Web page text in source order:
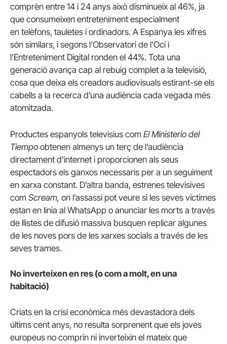
comprèn entre 14 i 24 anys això disminueix al 46%, ja
que consumeixen entreteniment especialment
en telèfons, tauletes i ordinadors. A Espanya les xifres
són similars, i segons l’Observatori de l’Oci i
l’Entreteniment Digital ronden el 44%. Tota una
generació avança cap al rebuig complet a la televisió,
cosa que deixa els creadors audiovisuals estirant-se els
cabells a la recerca d’una audiència cada vegada més
atomitzada.
Productes espanyols televisius com El Ministerio del
Tiempo obtenen almenys un terç de l’audiència
directament d’internet i proporcionen als seus
espectadors els ganxos necessaris per a un seguiment
en xarxa constant. D’altra banda, estrenes televisives
com Scream, on l’assassí pot veure si les seves víctimes
estan en línia al WhatsApp o anunciar les morts a través
de llistes de difusió massiva busquen replicar algunes
de les noves pors de les xarxes socials a través de les
seves trames.
No inverteixen en res (o com a molt, en una
habitació)
Criats en la crisi econòmica més devastadora dels
últims cent anys, no resulta sorprenent que els joves
europeus no comprin ni inverteixin el mateix que